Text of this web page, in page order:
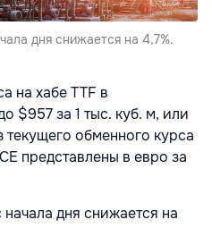
дня снижается на 4,7%.
на хабе TTF в
$957 за 1 тыс. куб. м, или
текущего обменного курса
представлены в евро за
дня снижается на